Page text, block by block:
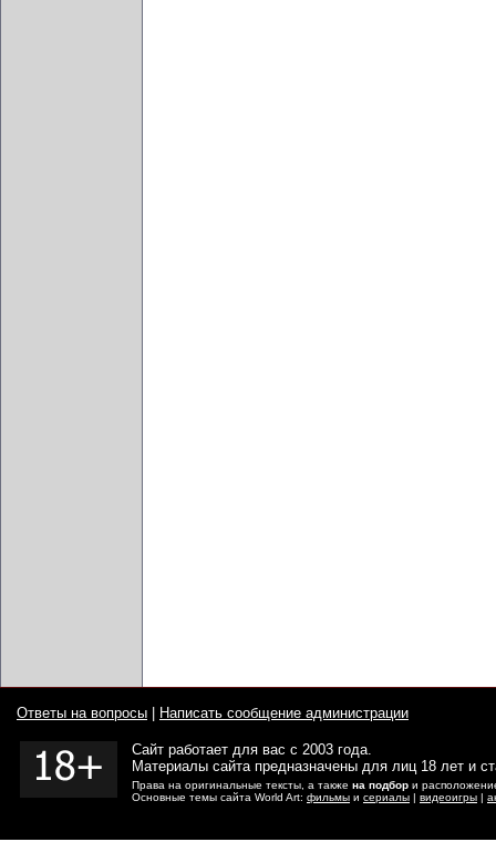
Ответы на вопросы Написать сообщение администрации
Сайт работает для вас с 2003 года.
Материалы сайта предназначены для лиц 18 лет и
Права на оригинальные тексты, а также на подбор и
Основные темы сайта World Art: фильмы и сериалы | видеоигры |